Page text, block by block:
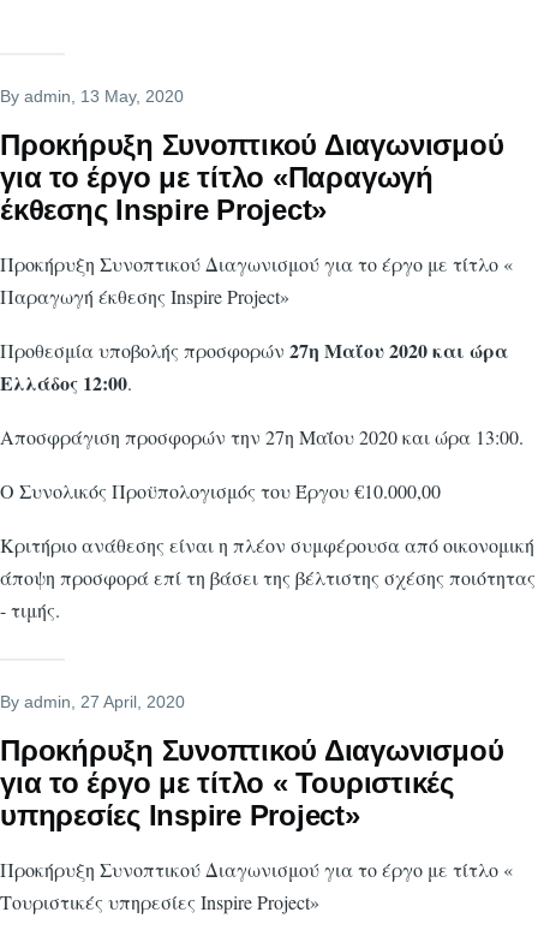
By admin , 13 May, 2020
Προκήρυξη Συνοπτικού Διαγωνισμού
για το έργο με τίτλο «Παραγωγή
έκθεσης Inspire Project»
Προκήρυξη Συνοπτικού Διαγωνισμού για το έργο με τίτλο «
Παραγωγή έκθεσης Inspire Project»
Προθεσμία υποβολής προσφορών 27η Μαΐου 2020 και ώρα
Ελλάδος 12:00.
Αποσφράγιση προσφορών την 27η Μαΐου 2020 και ώρα 13:00.
Ο Συνολικός Προϋπολογισμός του Έργου €10.000,00
Κριτήριο ανάθεσης είναι η πλέον συμφέρουσα από οικονομική
άποψη προσφορά επί τη βάσει της βέλτιστης σχέσης ποιότητας
- τιμής.
By admin , 27 April, 2020
Προκήρυξη Συνοπτικού Διαγωνισμού
για το έργο με τίτλο « Τουριστικές
υπηρεσίες Inspire Project»
Προκήρυξη Συνοπτικού Διαγωνισμού για το έργο με τίτλο «
Τουριστικές υπηρεσίες Inspire Project»